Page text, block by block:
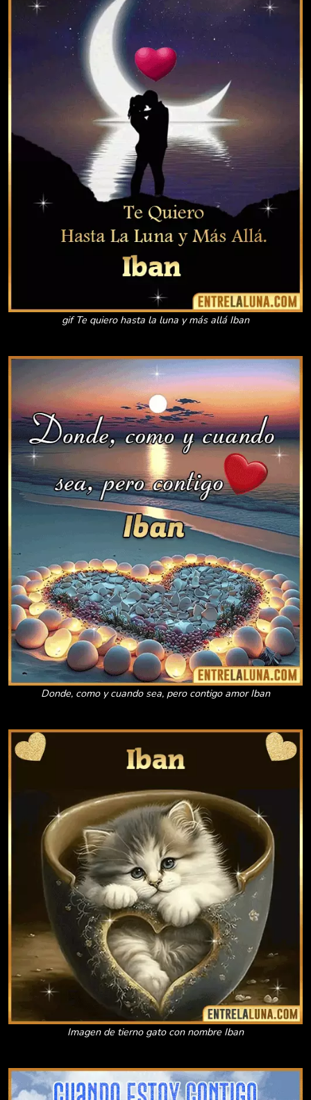
gif Te quiero hasta la luna y más allá Iban
Donde, como y cuando sea, pero contigo amor Iban
Imagen de tierno gato con nombre Iban